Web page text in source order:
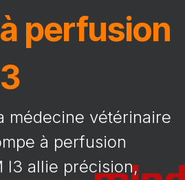
perfusion
médecine vétérinaire
à perfusion
I3 allie précision,